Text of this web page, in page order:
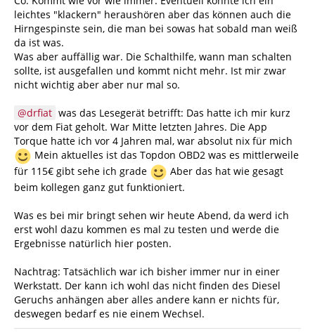
leichtes "klackern" heraushören aber das können auch die
Hirngespinste sein, die man bei sowas hat sobald man weiß
da ist was.
Was aber auffällig war. Die Schalthilfe, wann man schalten
sollte, ist ausgefallen und kommt nicht mehr. Ist mir zwar
nicht wichtig aber aber nur mal so.
drfiat was das Lesegerät betrifft: Das hatte ich mir kurz
vor dem Fiat geholt. War Mitte letzten Jahres. Die App
Torque hatte ich vor 4 Jahren mal, war absolut nix für mich
Mein aktuelles ist das Topdon OBD2 was es mittlerweile
für 115€ gibt sehe ich grade
Aber das hat wie gesagt
beim kollegen ganz gut funktioniert.
Was es bei mir bringt sehen wir heute Abend, da werd ich
erst wohl dazu kommen es mal zu testen und werde die
Ergebnisse natürlich hier posten.
Nachtrag: Tatsächlich war ich bisher immer nur in einer
Werkstatt. Der kann ich wohl das nicht finden des Diesel
Geruchs anhängen aber alles andere kann er nichts für,
deswegen bedarf es nie einem Wechsel.